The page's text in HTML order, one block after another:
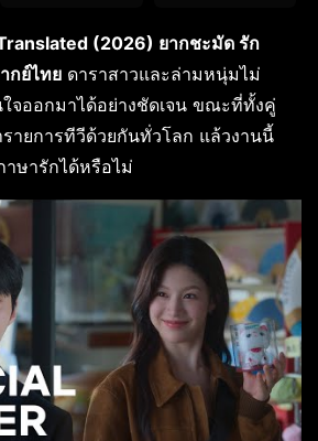
(2026) ยากชะมัด รัก
กย์ไทย ดาราสาวและล่ามหนุ่มไม่
จออกมาได้อย่างชัดเจน ขณะที่ทั้งคู่
รายการทีวีด้วยกันทั่วโลก แล้วงานนี้
ษารักได้หรือไม่